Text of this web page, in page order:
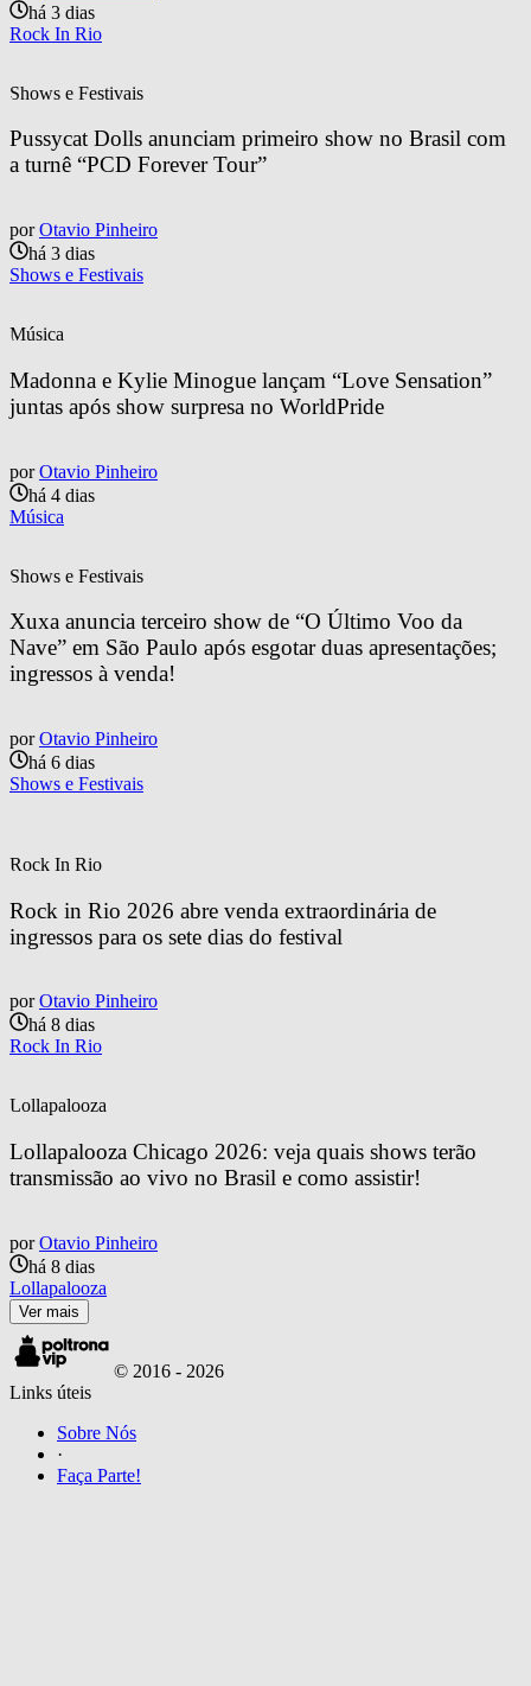
há 3 dias
Rock In Rio
Shows e Festivais
Pussycat Dolls anunciam primeiro show no Brasil com
a turnê “PCD Forever Tour”
por Otavio Pinheiro
há 3 dias
Shows e Festivais
Música
Madonna e Kylie Minogue lançam “Love Sensation”
juntas após show surpresa no WorldPride
por Otavio Pinheiro
há 4 dias
Música
Shows e Festivais
Xuxa anuncia terceiro show de “O Último Voo da
Nave” em São Paulo após esgotar duas apresentações;
ingressos à venda!
por Otavio Pinheiro
há 6 dias
Shows e Festivais
Rock In Rio
Rock in Rio 2026 abre venda extraordinária de
ingressos para os sete dias do festival
por Otavio Pinheiro
há 8 dias
Rock In Rio
Lollapalooza
Lollapalooza Chicago 2026: veja quais shows terão
transmissão ao vivo no Brasil e como assistir!
por Otavio Pinheiro
há 8 dias
Lollapalooza
Ver mais
© 2016 - 2026
Links úteis
Sobre Nós
·
Faça Parte!